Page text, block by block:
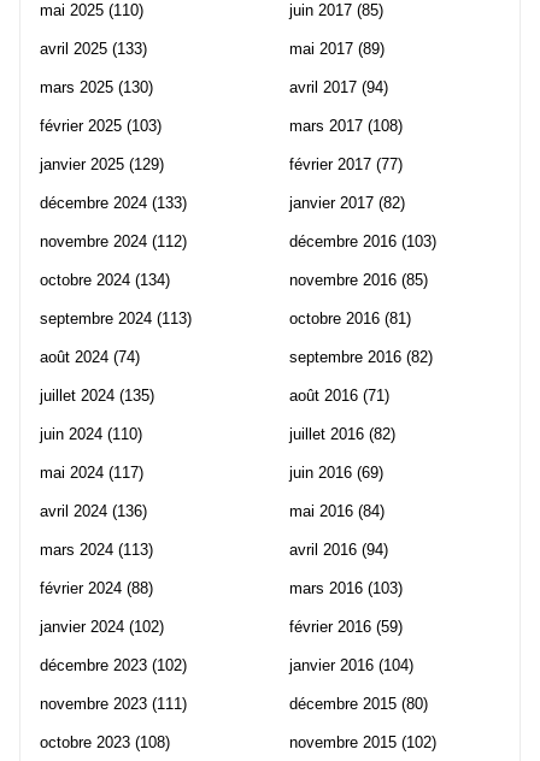
mai 2025 (110)
avril 2025 (133)
mars 2025 (130)
février 2025 (103)
janvier 2025 (129)
décembre 2024 (133)
novembre 2024 (112)
octobre 2024 (134)
septembre 2024 (113)
août 2024 (74)
juillet 2024 (135)
juin 2024 (110)
mai 2024 (117)
avril 2024 (136)
mars 2024 (113)
février 2024 (88)
janvier 2024 (102)
décembre 2023 (102)
novembre 2023 (111)
octobre 2023 (108)
juin 2017 (85)
mai 2017 (89)
avril 2017 (94)
mars 2017 (108)
février 2017 (77)
janvier 2017 (82)
décembre 2016 (103)
novembre 2016 (85)
octobre 2016 (81)
septembre 2016 (82)
août 2016 (71)
juillet 2016 (82)
juin 2016 (69)
mai 2016 (84)
avril 2016 (94)
mars 2016 (103)
février 2016 (59)
janvier 2016 (104)
décembre 2015 (80)
novembre 2015 (102)